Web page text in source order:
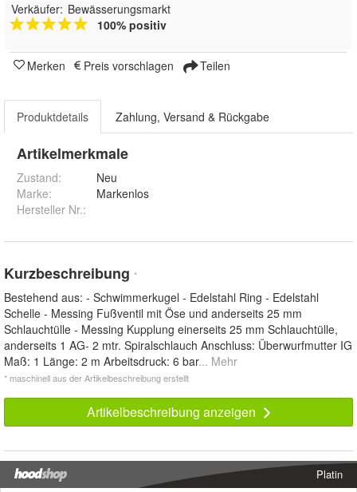
Verkäufer: Bewässerungsmarkt
100% positiv
Merken Preis vorschlagen Teilen
Produktdetails Zahlung, Versand & Rückgabe
Artikelmerkmale
Zustand:
Neu
Marke:
Markenlos
Hersteller Nr.:
Kurzbeschreibung *
Bestehend aus: - Schwimmerkugel - Edelstahl Ring - Edelstahl
Schelle - Messing Fußventil mit Öse und anderseits 25 mm
Schlauchtülle - Messing Kupplung einerseits 25 mm Schlauchtülle,
anderseits 1 AG- 2 mtr. Spiralschlauch Anschluss: Überwurfmutter IG
Maß: 1 Länge: 2 m Arbeitsdruck: 6 bar... Mehr
* maschinell aus der Artikelbeschreibung erstellt
Artikelbeschreibung anzeigen
Platin